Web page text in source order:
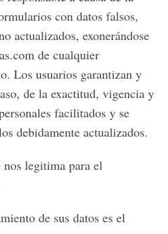
con datos falsos,
actualizados, exonerándose
de cualquier
Los usuarios garantizan y
de la exactitud, vigencia y
facilitados y se
debidamente actualizados.
legitima para el
de sus datos es el